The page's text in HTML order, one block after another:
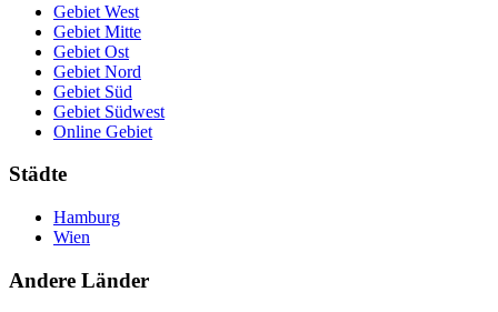
Gebiet West
Gebiet Mitte
Gebiet Ost
Gebiet Nord
Gebiet Süd
Gebiet Südwest
Online Gebiet
Städte
Hamburg
Wien
Andere Länder